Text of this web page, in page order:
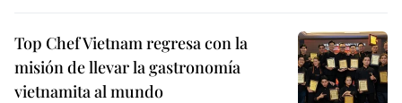
Top Chef Vietnam regresa con la
misión de llevar la gastronomía
vietnamita al mundo